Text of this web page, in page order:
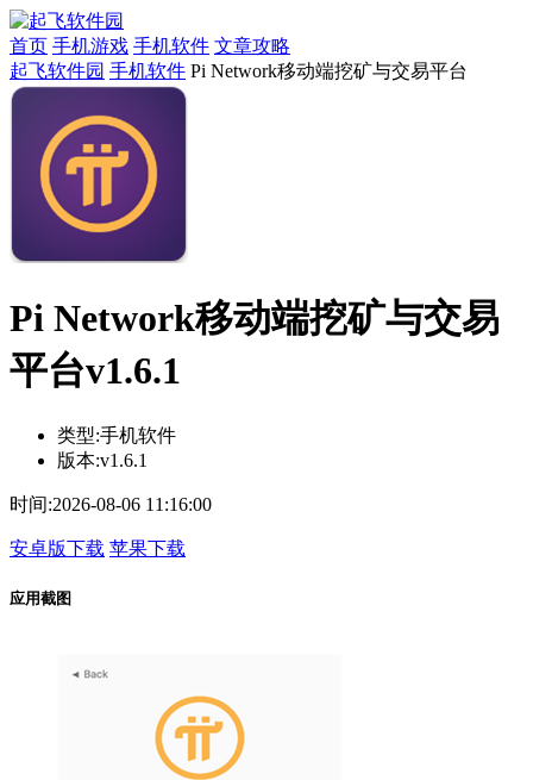
首页 手机游戏 手机软件 文章攻略
起飞软件园 手机软件 Pi Network移动端挖矿与交易平台
Pi Network移动端挖矿与交易
平台v1.6.1
类型:手机软件
版本:v1.6.1
时间:2026-08-06 11:16:00
安卓版下载 苹果下载
应用截图